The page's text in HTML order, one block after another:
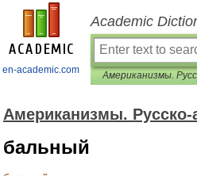
en-academic.com
Academic
Американизмы. Русско-
бальный